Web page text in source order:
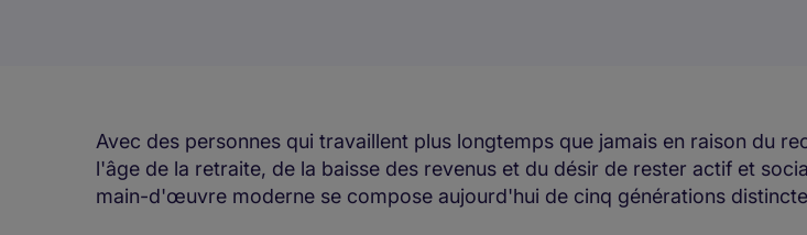
Avec des personnes qui travaillent plus longtemps que jamais en raison du
l'âge de la retraite, de la baisse des revenus et du désir de rester actif et
main-d'œuvre moderne se compose aujourd'hui de cinq générations